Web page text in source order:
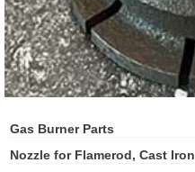
Fiorentini
Gas Burner Parts
Nozzle for Flamerod, Cast Iron